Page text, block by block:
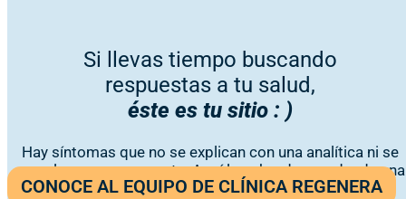
Si llevas tiempo buscando
respuestas a tu salud,
éste es tu sitio : )
Hay síntomas que no se explican con una analítica ni se
resuelven con una receta. Aquí los abordamos desde una
visión médica integrativa y personalizada.
CONOCE AL EQUIPO DE CLÍNICA REGENERA